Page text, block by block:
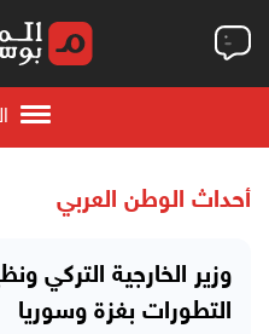
أحداث الوطن العربي
وزير الخارجية التركي
التطورات بغزة وسوريا